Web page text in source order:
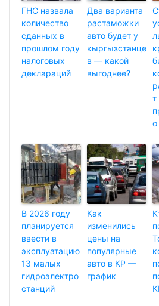
ГНС назвала
количество
сданных в
прошлом году
налоговых
деклараций
Два варианта
растаможки
авто будет у
кыргызстанце
в — какой
выгоднее?
т
о
В 2026 году
планируется
ввести в
эксплуатацию
13 малых
гидроэлектро
станций
Как
изменились
цены на
популярные
авто в КР —
график